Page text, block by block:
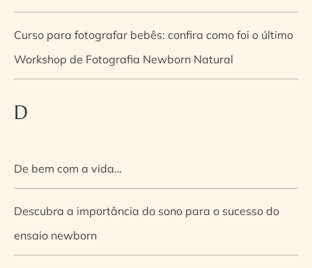
Curso para fotografar bebês: confira como foi o último
Workshop de Fotografia Newborn Natural
D
De bem com a vida…
Descubra a importância do sono para o sucesso do
ensaio newborn